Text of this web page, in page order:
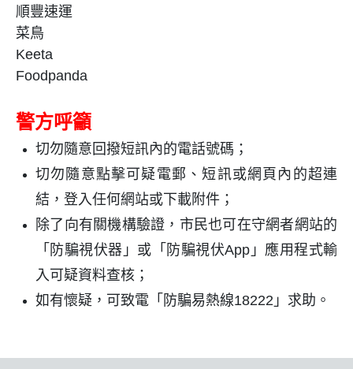
順豐速運
菜鳥
Keeta
Foodpanda
警方呼籲
切勿隨意回撥短訊內的電話號碼；
切勿隨意點擊可疑電郵、短訊或網頁內的超連
結，登入任何網站或下載附件；
除了向有關機構驗證，市民也可在守網者網站的
「防騙視伏器」或「防騙視伏App」應用程式輸
入可疑資料查核；
如有懷疑，可致電「防騙易熱線18222」求助。